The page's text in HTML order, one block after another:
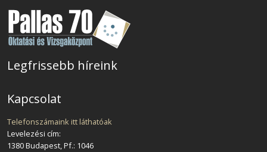
Legfrissebb híreink
Kapcsolat
Telefonszámaink itt láthatóak
Levelezési cím:
1380 Budapest, Pf.: 1046